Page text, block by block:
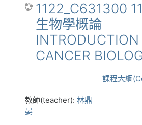
1122_C631300
生物學概論
INTRODUCTION
CANCER
課程大綱
教師(teacher): 林鼎
晏